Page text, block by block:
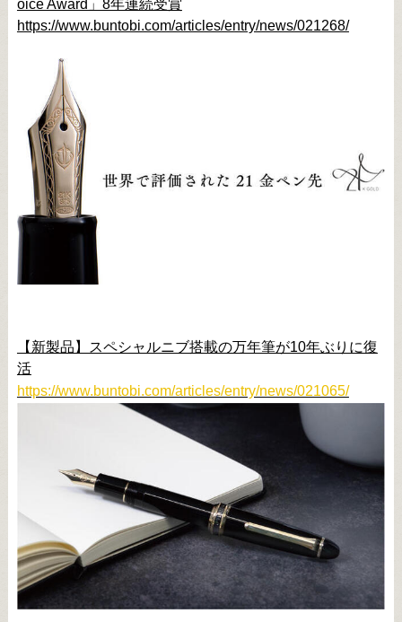
oice Award」8年連続受賞
https://www.buntobi.com/articles/entry/news/021268/
【新製品】スペシャルニブ搭載の万年筆が10年ぶりに復
活
https://www.buntobi.com/articles/entry/news/021065/